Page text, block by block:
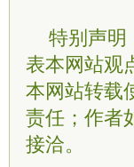
特别声明
表本网站观
本网站转载
责任；作者
接洽。